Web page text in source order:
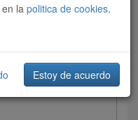
Més recents/ Dificultat
lapolitica de cookies.
Estoy de acuerdo